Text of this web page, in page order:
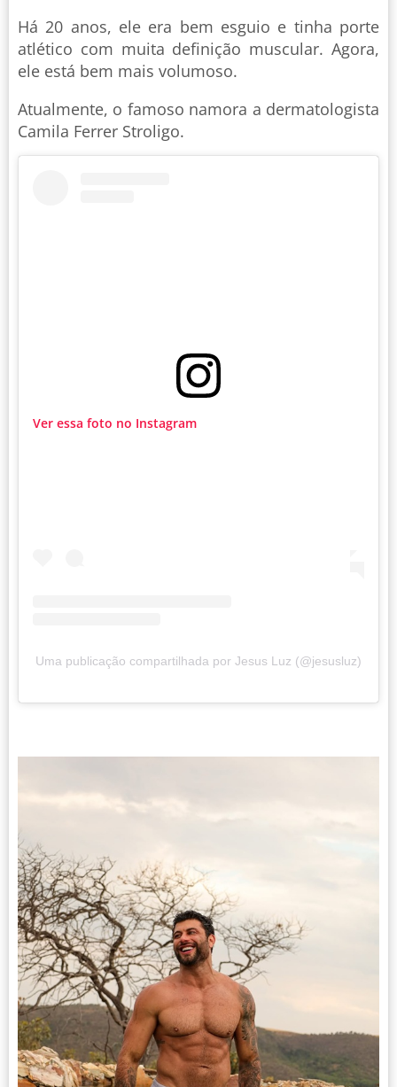
Há 20 anos, ele era bem esguio e tinha porte
atlético com muita definição muscular. Agora,
ele está bem mais volumoso.
Atualmente, o famoso namora a dermatologista
Camila Ferrer Stroligo.
Ver essa foto no Instagram
Uma publicação compartilhada por Jesus Luz (@jesusluz)